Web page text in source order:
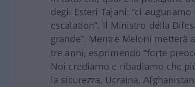
degli Esteri Tajani: “ci
escalation”. Il Ministro della
grande”. Mentre Meloni metterà
tre anni, esprimendo “forte
Noi crediamo e ribadiamo che
la sicurezza. Ucraina,